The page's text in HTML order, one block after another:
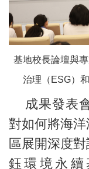
基地校長論壇與
治理（ESG）
成果發表
對如何將海
區展開深度
鈺環境永續